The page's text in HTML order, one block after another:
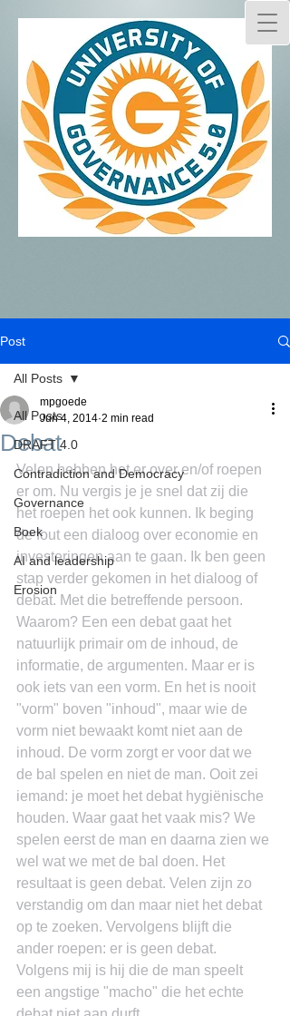
Post
All Posts
DRAFT 4.0
Contradiction and Democracy
Governance
Boek
AI and leadership
Erosion
All Posts
Debat
mpgoede
Jun 4, 2014 2 min read
Velen hebben het er over en/of roepen
er om. Nu vergis je je snel dat zij die
het roepen het ook kunnen. Ik beging
de fout een dialoog over economie en
investeringen aan te gaan. Ik ben geen
stap verder gekomen in het dialoog of
debat. Met die betreffende persoon.
Waarom? Een een debat gaat het
natuurlijk primair om de inhoud, de
informatie, de argumenten. Maar er is
ook iets van een vorm. En het is nooit
"vorm" boven "inhoud", maar wie de
vorm niet bewaakt komt niet aan de
inhoud. De vorm zorgt er voor dat we
de bal spelen en niet de man. Ooit zei
iemand: je moet het debat hygiënische
houden. Waar gaat het vaak mis? We
spelen eerst de man en daarna zien we
wel wat we met de bal doen. Het
resultaat is geen debat. Velen zijn zo
verstandig om dan maar niet het debat
op te zoeken. Vervolgens blijft die
ander roepen: er is geen debat.
Volgens mij is hij die de man speelt
een angstige "macho" die het echte